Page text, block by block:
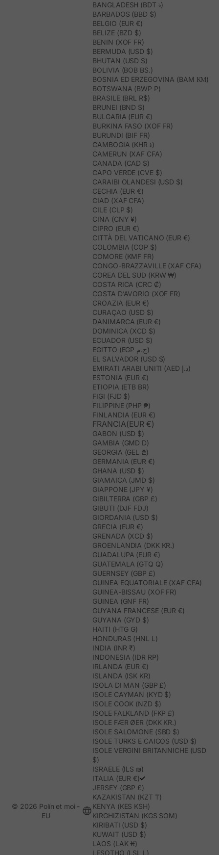
BANGLADESH (BDT ৳)
BARBADOS (BBD $)
BELGIO (EUR €)
BELIZE (BZD $)
BENIN (XOF FR)
BERMUDA (USD $)
BHUTAN (USD $)
BOLIVIA (BOB BS.)
BOSNIA ED ERZEGOVINA (BAM КМ)
BOTSWANA (BWP P)
BRASILE (BRL R$)
BRUNEI (BND $)
BULGARIA (EUR €)
BURKINA FASO (XOF FR)
BURUNDI (BIF FR)
CAMBOGIA (KHR ៛)
CAMERUN (XAF CFA)
CANADA (CAD $)
CAPO VERDE (CVE $)
CARAIBI OLANDESI (USD $)
CECHIA (EUR €)
CIAD (XAF CFA)
CILE (CLP $)
CINA (CNY ¥)
CIPRO (EUR €)
CITTÀ DEL VATICANO (EUR €)
COLOMBIA (COP $)
COMORE (KMF FR)
CONGO-BRAZZAVILLE (XAF CFA)
COREA DEL SUD (KRW ₩)
COSTA RICA (CRC ₡)
COSTA D’AVORIO (XOF FR)
CROAZIA (EUR €)
CURAÇAO (USD $)
DANIMARCA (EUR €)
DOMINICA (XCD $)
ECUADOR (USD $)
EGITTO (EGP ج.م)
EL SALVADOR (USD $)
EMIRATI ARABI UNITI (AED د.إ)
ESTONIA (EUR €)
ETIOPIA (ETB BR)
FIGI (FJD $)
FILIPPINE (PHP ₱)
FINLANDIA (EUR €)
FRANCIA(EUR €)
GABON (USD $)
GAMBIA (GMD D)
GEORGIA (GEL ₾)
GERMANIA (EUR €)
GHANA (USD $)
GIAMAICA (JMD $)
GIAPPONE (JPY ¥)
GIBILTERRA (GBP £)
GIBUTI (DJF FDJ)
GIORDANIA (USD $)
GRECIA (EUR €)
GRENADA (XCD $)
GROENLANDIA (DKK KR.)
GUADALUPA (EUR €)
GUATEMALA (GTQ Q)
GUERNSEY (GBP £)
GUINEA EQUATORIALE (XAF CFA)
GUINEA-BISSAU (XOF FR)
GUINEA (GNF FR)
GUYANA FRANCESE (EUR €)
GUYANA (GYD $)
HAITI (HTG G)
HONDURAS (HNL L)
INDIA (INR ₹)
INDONESIA (IDR RP)
IRLANDA (EUR €)
ISLANDA (ISK KR)
ISOLA DI MAN (GBP £)
ISOLE CAYMAN (KYD $)
ISOLE COOK (NZD $)
ISOLE FALKLAND (FKP £)
ISOLE FÆR ØER (DKK KR.)
ISOLE SALOMONE (SBD $)
ISOLE TURKS E CAICOS (USD $)
ISOLE VERGINI BRITANNICHE (USD
$)
ISRAELE (ILS ₪)
ITALIA (EUR €)
JERSEY (GBP £)
KAZAKISTAN (KZT ₸)
KENYA (KES KSH)
KIRGHIZISTAN (KGS SOM)
KIRIBATI (USD $)
KUWAIT (USD $)
LAOS (LAK ₭)
LESOTHO (LSL L)
© 2026 Polín et moi -
EU